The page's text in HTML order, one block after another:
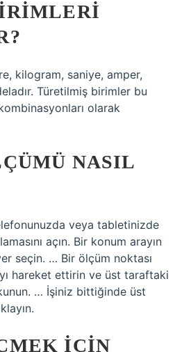
kilogram, saniye, amper,
Türetilmiş birimler bu
olarak
NASIL
veya tabletinizde
açın. Bir konum arayın
seçin. … Bir ölçüm noktası
hareket ettirin ve üst taraftaki
… İşiniz bittiğinde üst
IÇIN